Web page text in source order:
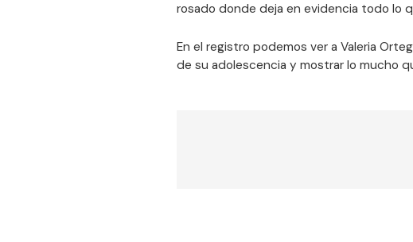
rosado donde deja en evidencia todo lo
En el registro podemos ver a Valeria
de su adolescencia y mostrar lo mucho